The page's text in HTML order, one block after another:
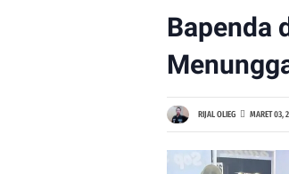
Bapenda
RIJAL OLIEG MARET 03,